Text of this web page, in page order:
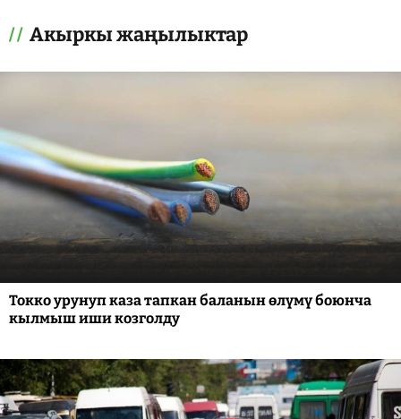
Акыркы жаңылыктар
Токко урунуп каза тапкан баланын өлүмү боюнча
кылмыш иши козголду